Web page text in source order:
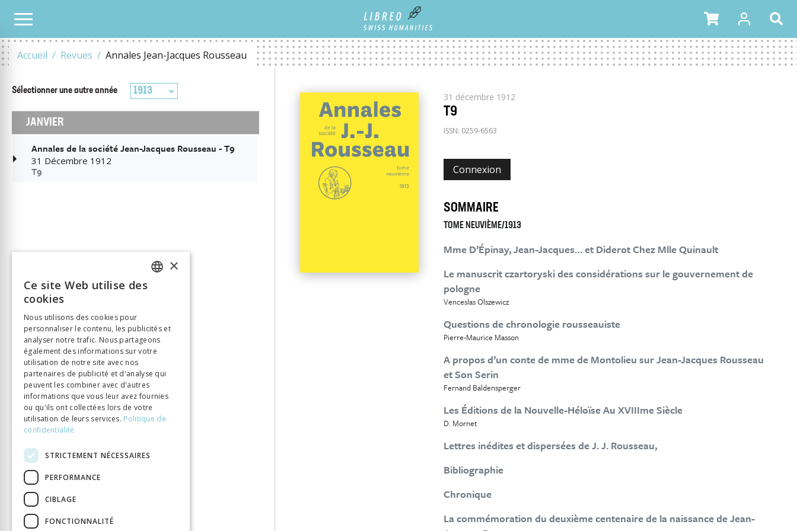
Accueil Revues Annales Jean-Jacques Rousseau
TOUS LES NUMÉROS
31 décembre 1912
T9
ISSN: 0259-6563
Connexion
SOMMAIRE
TOME NEUVIÈME/1913
Mme D’Épinay, Jean-Jacques… et Diderot Chez Mlle Quinault
Le manuscrit czartoryski des considérations sur le gouvernement de
pologne
Venceslas Olszewicz
Questions de chronologie rousseauiste
Pierre-Maurice Masson
A propos d’un conte de mme de Montolieu sur Jean-Jacques Rousseau
et Son Serin
Fernand Baldensperger
Les Éditions de la Nouvelle-Héloïse Au XVIIIme Siècle
D. Mornet
Lettres inédites et dispersées de J. J. Rousseau,
Bibliographie
Chronique
La commémoration du deuxième centenaire de la naissance de Jean-
Sélectionner une autreannée 1913
JANVIER
Annales de la société Jean-Jacques Rousseau - T9
31 Décembre 1912
T9
ITALIAN
×
Ce site Web utilise des
cookies
Nous utilisons des cookies pour
personnaliser le contenu, les publicités et
analyser notre trafic. Nous partageons
également des informations sur votre
utilisation de notre site avec nos
partenaires de publicité et d'analyse qui
peuvent les combiner avec d'autres
informations que vous leur avez fournies
ou qu'ils ont collectées lors de votre
utilisation de leurs services. Politique de
confidentialité
STRICTEMENT NÉCESSAIRES
PERFORMANCE
CIBLAGE
FONCTIONNALITÉ